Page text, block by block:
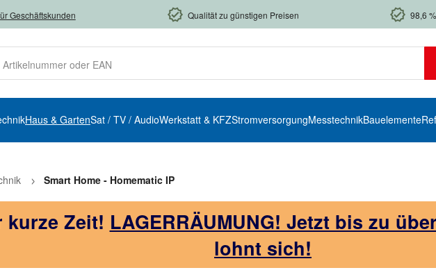
Geschäftskunden Qualität zu günstigen Preisen 98,6
Haus & GartenSat / TV / AudioWerkstatt & KFZStromversorgungMesstechnikBauelemente
Smart Home - Homematic IP
kurze Zeit! LAGERRÄUMUNG! Jetzt bis zu
lohnt sich!